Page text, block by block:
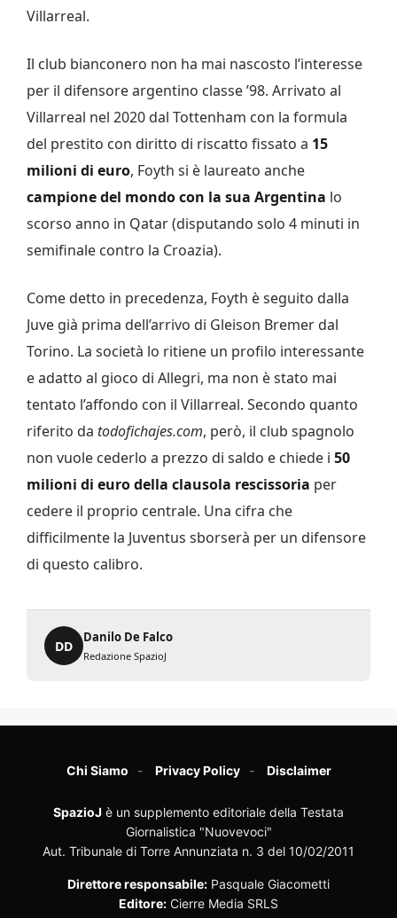
Villarreal.
Il club bianconero non ha mai nascosto l’interesse
per il difensore argentino classe ’98. Arrivato al
Villarreal nel 2020 dal Tottenham con la formula
del prestito con diritto di riscatto fissato a 15
milioni di euro, Foyth si è laureato anche
campione del mondo con la sua Argentina lo
scorso anno in Qatar (disputando solo 4 minuti in
semifinale contro la Croazia).
Come detto in precedenza, Foyth è seguito dalla
Juve già prima dell’arrivo di Gleison Bremer dal
Torino. La società lo ritiene un profilo interessante
e adatto al gioco di Allegri, ma non è stato mai
tentato l’affondo con il Villarreal. Secondo quanto
riferito da todofichajes.com, però, il club spagnolo
non vuole cederlo a prezzo di saldo e chiede i 50
milioni di euro della clausola rescissoria per
cedere il proprio centrale. Una cifra che
difficilmente la Juventus sborserà per un difensore
di questo calibro.
DD
Danilo De Falco
Redazione SpazioJ
Chi Siamo Privacy Policy Disclaimer
SpazioJ è un supplemento editoriale della Testata
Giornalistica "Nuovevoci"
Aut. Tribunale di Torre Annunziata n. 3 del 10/02/2011
Direttore responsabile: Pasquale Giacometti
Editore: Cierre Media SRLS